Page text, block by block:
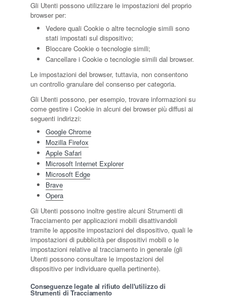
Gli Utenti possono utilizzare le impostazioni del proprio
browser per:
Vedere quali Cookie o altre tecnologie simili sono
stati impostati sul dispositivo;
Bloccare Cookie o tecnologie simili;
Cancellare i Cookie o tecnologie simili dal browser.
Le impostazioni del browser, tuttavia, non consentono
un controllo granulare del consenso per categoria.
Gli Utenti possono, per esempio, trovare informazioni su
come gestire i Cookie in alcuni dei browser più diffusi ai
seguenti indirizzi:
Google Chrome
Mozilla Firefox
Apple Safari
Microsoft Internet Explorer
Microsoft Edge
Brave
Opera
Gli Utenti possono inoltre gestire alcuni Strumenti di
Tracciamento per applicazioni mobili disattivandoli
tramite le apposite impostazioni del dispositivo, quali le
impostazioni di pubblicità per dispositivi mobili o le
impostazioni relative al tracciamento in generale (gli
Utenti possono consultare le impostazioni del
dispositivo per individuare quella pertinente).
Conseguenze legate al rifiuto dell'utilizzo di
Strumenti di Tracciamento